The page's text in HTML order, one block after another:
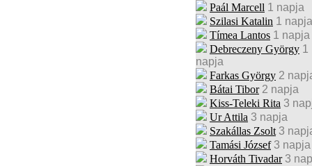
Paál Marcell 1 napja
Szilasi Katalin 1 napja
Tímea Lantos 1 napja
Debreczeny György 1
napja
Farkas György 2
Bátai Tibor 2 napja
Kiss-Teleki Rita 3
Ur Attila 3 napja
Szakállas Zsolt 3
Tamási József 3 napja
Horváth Tivadar 3